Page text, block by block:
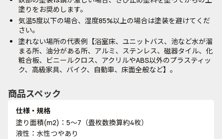
塗りをお奨めします。
気温5度以下の場合、湿度85%以上の場合は塗装を避けてくだ
さい。
塗れない場所の代表例【浴室床、ユニットバス、池など水が溜
まる所、油分がある所、アルミ、ステンレス、磁器タイル、化
粧合板、ビニールクロス、アクリルやABS以外のプラスティッ
ク、高級家具、バイク、自動車、床面全般など】。
商品スペック
仕様・規格
塗り面積(m2)：5～7（畳枚数換算約4枚）
液性：水性つやあり